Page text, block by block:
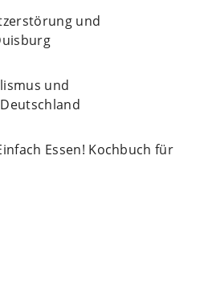
und
und
Essen! Kochbuch für